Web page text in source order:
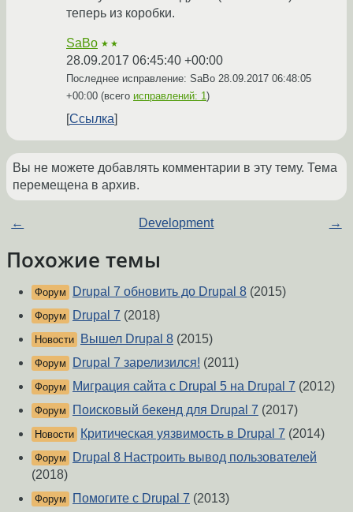
теперь из коробки.
SaBo ★★
28.09.2017 06:45:40 +00:00
Последнее исправление: SaBo 28.09.2017 06:48:05
+00:00 (всего исправлений: 1)
Ссылка
Вы не можете добавлять комментарии в эту тему. Тема
перемещена в архив.
← Development →
Похожие темы
Форум Drupal 7 обновить до Drupal 8 (2015)
Форум Drupal 7 (2018)
Новости Вышел Drupal 8 (2015)
Форум Drupal 7 зарелизился! (2011)
Форум Миграция сайта с Drupal 5 на Drupal 7 (2012)
Форум Поисковый бекенд для Drupal 7 (2017)
Новости Критическая уязвимость в Drupal 7 (2014)
Форум
Drupal 8 Настроить вывод пользователей
(2018)
Форум Помогите с Drupal 7 (2013)